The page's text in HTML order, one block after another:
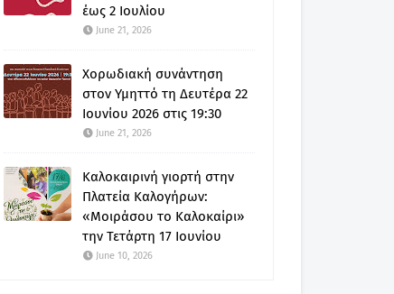
έως 2 Ιουλίου
June 21, 2026
Χορωδιακή συνάντηση
στον Υμηττό τη Δευτέρα 22
Ιουνίου 2026 στις 19:30
June 21, 2026
Καλοκαιρινή γιορτή στην
Πλατεία Καλογήρων:
«Μοιράσου το Καλοκαίρι»
την Τετάρτη 17 Ιουνίου
June 10, 2026